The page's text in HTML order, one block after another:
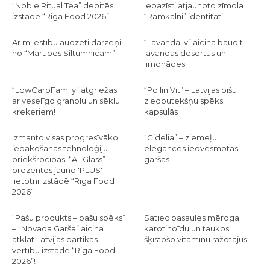
“Noble Ritual Tea” debitēs
izstādē “Riga Food 2026”
Iepazīsti atjaunoto zīmola
“Rāmkalni” identitāti!
Ar mīlestību audzēti dārzeņi
no “Mārupes Siltumnīcām”
“Lavanda.lv” aicina baudīt
lavandas desertus un
limonādes
“LowCarbFamily” atgriežas
ar veselīgo granolu un sēklu
krekeriem!
“PolliniVit” – Latvijas bišu
ziedputekšņu spēks
kapsulās
Izmanto visas progresīvāko
iepakošanas tehnoloģiju
priekšrocības: “All Glass”
prezentēs jauno 'PLUS'
lietotni izstādē “Riga Food
2026”
“Cidelia” – ziemeļu
elegances iedvesmotas
garšas
“Pašu produkts – pašu spēks”
– “Novada Garša” aicina
atklāt Latvijas pārtikas
vērtību izstādē “Riga Food
2026”!
Satiec pasaules mēroga
karotinoīdu un taukos
šķīstošo vitamīnu ražotājus!